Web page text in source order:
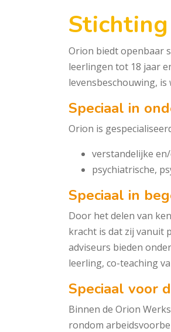
Orion biedt openbaar
leerlingen tot 18 jaar
levensbeschouwing, is
Speciaal in
Orion is
verstandelijke
psychiatrische,
Speciaal in
Door het delen van
kracht is dat zij vanuit
adviseurs bieden
leerling, co-teaching
Speciaal voor
Binnen de Orion
rondom